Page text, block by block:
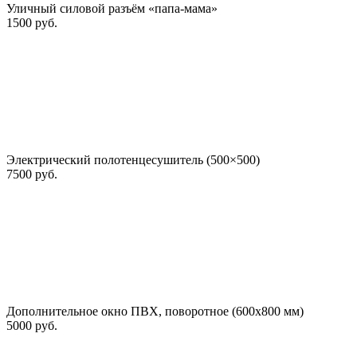
Уличный силовой разъём «папа-мама»
1500 руб.
Электрический полотенцесушитель (500×500)
7500 руб.
Дополнительное окно ПВХ, поворотное (600х800 мм)
5000 руб.